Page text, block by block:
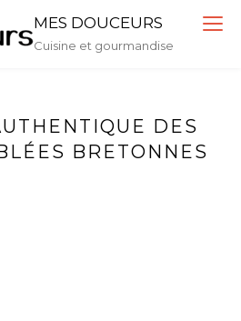
MES DOUCEURS
Cuisine et gourmandise
DES
BRETONNES